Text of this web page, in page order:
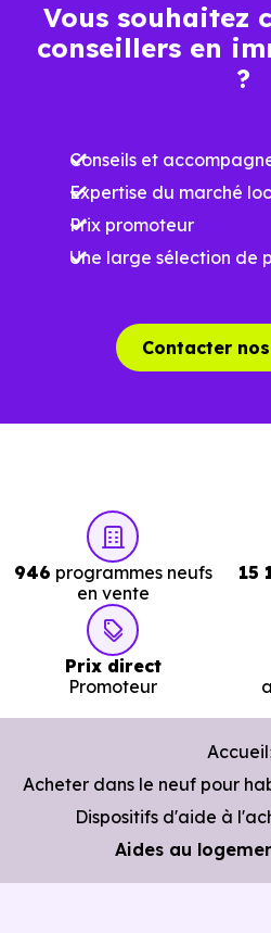
Vous souhaitez
conseillers en
?
Conseils et
Expertise du marché
Prix promoteur
Une large sélection de
Contacter
946 programmes neufs
en vente
15
Prix direct
Promoteur
Accueil
Acheter dans le neuf pour
Dispositifs d'aide à
Aides au